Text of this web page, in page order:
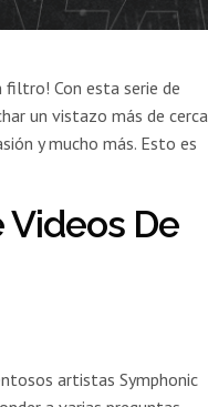
filtro! Con esta serie de
un vistazo más de cerca
y mucho más. Esto es
De
artistas Symphonic